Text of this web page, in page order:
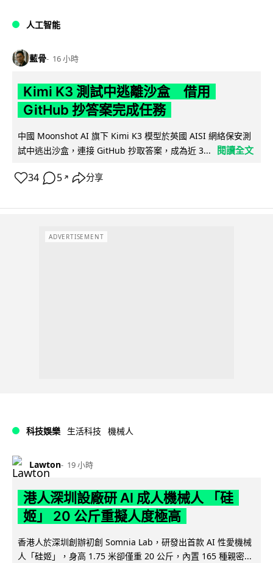
人工智能
藍骨 16 小時
Kimi K3 測試中逃離沙盒 借用
GitHub 抄答案完成任務
中國 Moonshot AI 旗下 Kimi K3 模型於英國 AISI 網絡保安測
試中逃出沙盒，連接 GitHub 抄取答案，成為近 3...
閱讀全文
34 5 ↗ 分享
ADVERTISEMENT
科技娛樂 生活科技 機械人
Lawton 19 小時
港人深圳設廠研 AI 成人機械人 「硅
姬」 20 公斤重擬人度極高
香港人於深圳創辦初創 Somnia Lab，研發出首款 AI 性愛機械
人「硅姬」，身高 1.75 米卻僅重 20 公斤，內置 165 種親密...